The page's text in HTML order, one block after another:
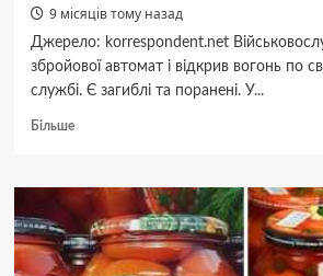
9 місяців тому назад
Джерело: korrespondent.net
збройової автомат і відкрив вогонь по
службі. Є загиблі та поранені. У...
БільшеДокладніше
Дніпрі
розстріляв
співслужбовців
–